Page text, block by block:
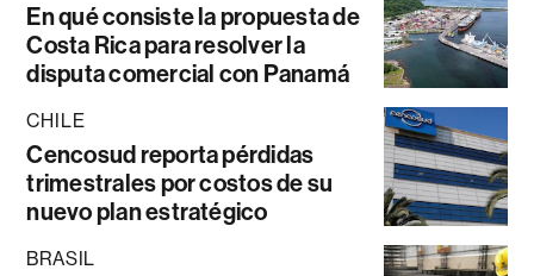
En qué consiste la propuesta de
Costa Rica para resolver la
disputa comercial con Panamá
CHILE
Cencosud reporta pérdidas
trimestrales por costos de su
nuevo plan estratégico
BRASIL